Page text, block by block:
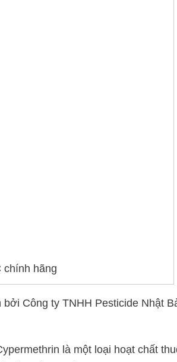
chính hãng
Công ty TNHH Pesticide Nhật
là một loại hoạt chất